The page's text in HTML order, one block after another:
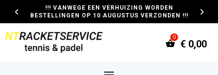
!!! VANWEGE EEN VERHUIZING WORDEN
BESTELLINGEN OP 10 AUGUSTUS VERZONDEN !!!
€ 0,00